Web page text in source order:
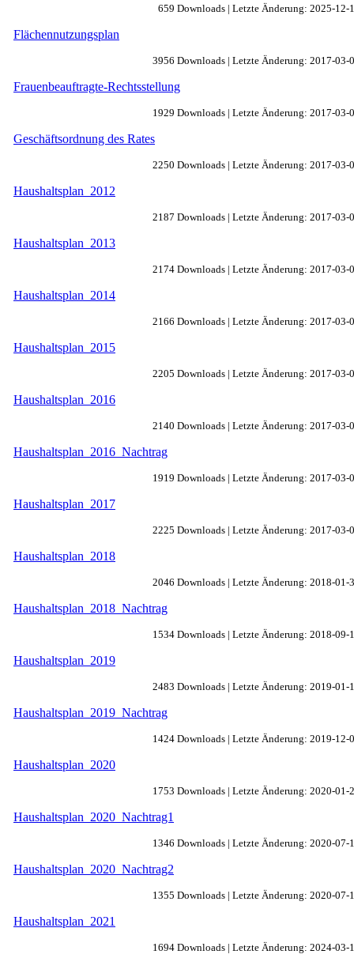
659 Downloads | Letzte Änderung: 2025-12-
Flächennutzungsplan
3956 Downloads | Letzte Änderung: 2017-03-
Frauenbeauftragte-Rechtsstellung
1929 Downloads | Letzte Änderung: 2017-03-
Geschäftsordnung des Rates
2250 Downloads | Letzte Änderung: 2017-03-
Haushaltsplan_2012
2187 Downloads | Letzte Änderung: 2017-03-
Haushaltsplan_2013
2174 Downloads | Letzte Änderung: 2017-03-
Haushaltsplan_2014
2166 Downloads | Letzte Änderung: 2017-03-
Haushaltsplan_2015
2205 Downloads | Letzte Änderung: 2017-03-
Haushaltsplan_2016
2140 Downloads | Letzte Änderung: 2017-03-
Haushaltsplan_2016_Nachtrag
1919 Downloads | Letzte Änderung: 2017-03-
Haushaltsplan_2017
2225 Downloads | Letzte Änderung: 2017-03-
Haushaltsplan_2018
2046 Downloads | Letzte Änderung: 2018-01-
Haushaltsplan_2018_Nachtrag
1534 Downloads | Letzte Änderung: 2018-09-
Haushaltsplan_2019
2483 Downloads | Letzte Änderung: 2019-01-
Haushaltsplan_2019_Nachtrag
1424 Downloads | Letzte Änderung: 2019-12-
Haushaltsplan_2020
1753 Downloads | Letzte Änderung: 2020-01-
Haushaltsplan_2020_Nachtrag1
1346 Downloads | Letzte Änderung: 2020-07-
Haushaltsplan_2020_Nachtrag2
1355 Downloads | Letzte Änderung: 2020-07-
Haushaltsplan_2021
1694 Downloads | Letzte Änderung: 2024-03-